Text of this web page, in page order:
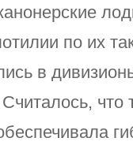
по их
в
что